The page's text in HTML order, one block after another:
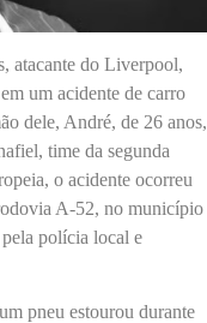
atacante do Liverpool,
um acidente de carro
dele, André, de 26 anos,
time da segunda
o acidente ocorreu
A-52, no município
polícia local e
pneu estourou durante